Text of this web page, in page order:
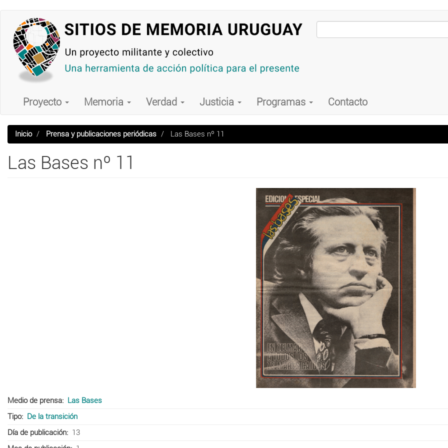
contenido
principal
Main
navigation
Proyecto Memoria Verdad Justicia Programas Contacto
Inicio Prensa y publicaciones periódicas Las Bases nº 11
Las Bases nº 11
Medio de prensa
Las Bases
Tipo
De la transición
Día de publicación
13